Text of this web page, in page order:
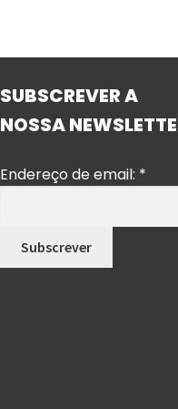
SUBSCREVER A
NOSSA
Endereço de email: *